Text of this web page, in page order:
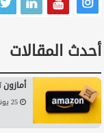
أحدث المقالات
25 يونيو, 2026 9:48 م